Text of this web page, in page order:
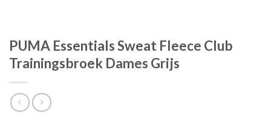
PUMA Essentials Sweat Fleece Club
Trainingsbroek Dames Grijs